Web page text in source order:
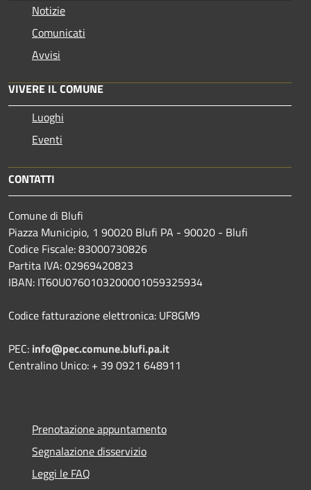
Notizie
Comunicati
Avvisi
VIVERE IL COMUNE
Luoghi
Eventi
CONTATTI
Comune di Blufi
Piazza Municipio, 1 90020 Blufi PA - 90020 - Blufi
Codice Fiscale: 83000730826
Partita IVA: 02969420823
IBAN: IT60U0760103200001059325934
Codice fatturazione elettronica: UF8GM9
PEC: info@pec.comune.blufi.pa.it
Centralino Unico: + 39 0921 648911
Prenotazione appuntamento
Segnalazione disservizio
Leggi le FAQ